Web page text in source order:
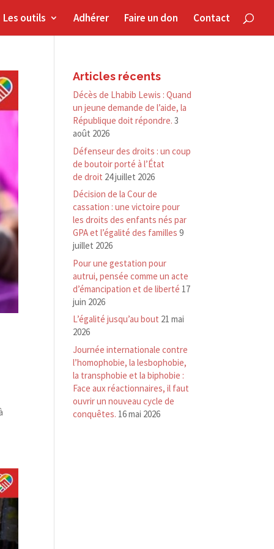
Les outils Adhérer Faire un don Contact
Articles récents
Décès de Lhabib Lewis : Quand
un jeune demande de l’aide, la
République doit répondre. 3
août 2026
Défenseur des droits : un coup
de boutoir porté à l’État
de droit 24 juillet 2026
Décision de la Cour de
cassation : une victoire pour
les droits des enfants nés par
GPA et l’égalité des familles 9
juillet 2026
Pour une gestation pour
autrui, pensée comme un acte
d’émancipation et de liberté 17
juin 2026
L’égalité jusqu’au bout 21 mai
2026
Journée internationale contre
l’homophobie, la lesbophobie,
la transphobie et la biphobie :
Face aux réactionnaires, il faut
ouvrir un nouveau cycle de
conquêtes. 16 mai 2026